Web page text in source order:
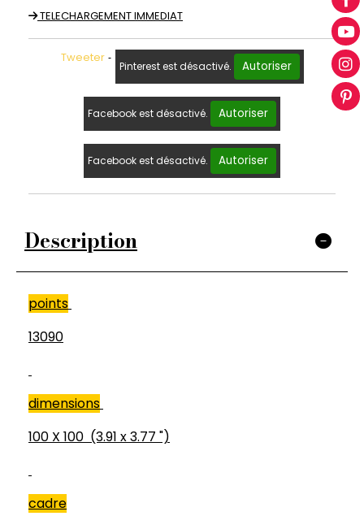
TELECHARGEMENT IMMEDIAT
Tweeter
Pinterest est désactivé. Autoriser
Facebook est désactivé. Autoriser
Facebook est désactivé. Autoriser
Description
points
13090
dimensions
100 X 100 (3.91 x 3.77 ")
cadre